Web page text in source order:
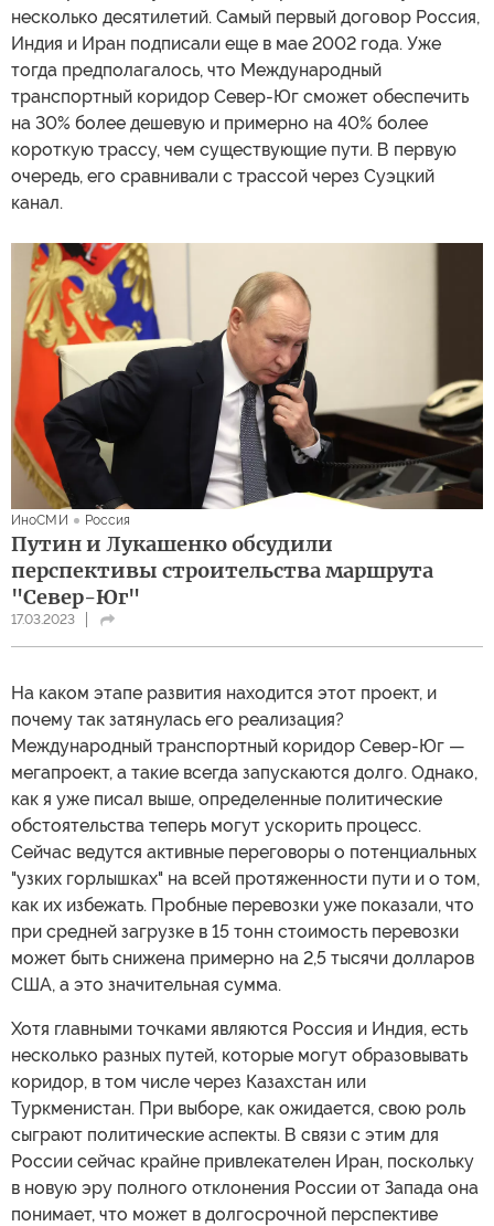
несколько десятилетий. Самый первый договор Россия,
Индия и Иран подписали еще в мае 2002 года. Уже
тогда предполагалось, что Международный
транспортный коридор Север-Юг сможет обеспечить
на 30% более дешевую и примерно на 40% более
короткую трассу, чем существующие пути. В первую
очередь, его сравнивали с трассой через Суэцкий
канал.
ИноСМИ Россия
Путин и Лукашенко обсудили
перспективы строительства маршрута
"Север-Юг"
17.03.2023
На каком этапе развития находится этот проект, и
почему так затянулась его реализация?
Международный транспортный коридор Север-Юг —
мегапроект, а такие всегда запускаются долго. Однако,
как я уже писал выше, определенные политические
обстоятельства теперь могут ускорить процесс.
Сейчас ведутся активные переговоры о потенциальных
"узких горлышках" на всей протяженности пути и о том,
как их избежать. Пробные перевозки уже показали, что
при средней загрузке в 15 тонн стоимость перевозки
может быть снижена примерно на 2,5 тысячи долларов
США, а это значительная сумма.
Хотя главными точками являются Россия и Индия, есть
несколько разных путей, которые могут образовывать
коридор, в том числе через Казахстан или
Туркменистан. При выборе, как ожидается, свою роль
сыграют политические аспекты. В связи с этим для
России сейчас крайне привлекателен Иран, поскольку
в новую эру полного отклонения России от Запада она
понимает, что может в долгосрочной перспективе